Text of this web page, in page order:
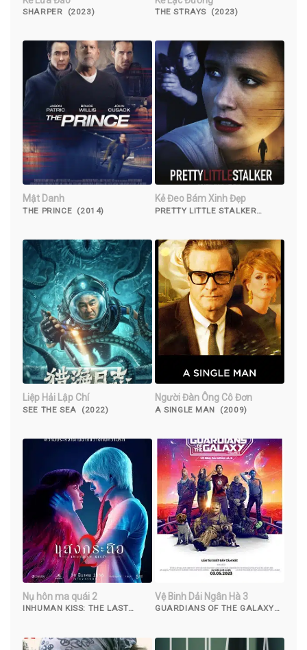
SHARPER (2023) THE STRAYS (2023)
Mật Danh
THE PRINCE (2014)
Kẻ Đeo Bám Xinh Đẹp
PRETTY LITTLE STALKER
Liệp Hải Lập Chí
SEE THE SEA (2022)
Người Đàn Ông Cô Đơn
A SINGLE MAN (2009)
Nụ hôn ma quái 2
INHUMAN KISS: THE LAST
Vệ Binh Dải Ngân Hà 3
GUARDIANS OF THE GALAXY